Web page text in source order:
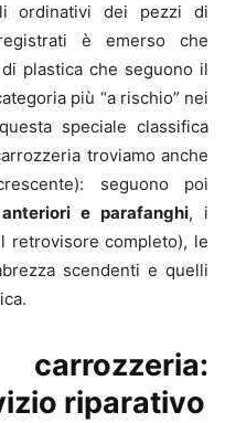
ordinativi dei pezzi di
è emerso che
plastica che seguono il
più “a rischio” nei
speciale classifica
troviamo anche
seguono poi
e parafanghi, i
retrovisore completo), le
scendenti e quelli
riparativo